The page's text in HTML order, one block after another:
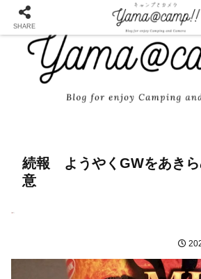
続報 ようやくGWをあきら
意
SHARE